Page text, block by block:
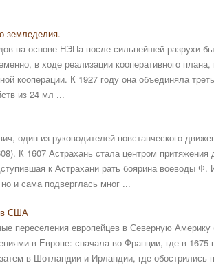
земледелия.
на основе НЭПа после сильнейшей разрухи
в ходе реализации кооперативного
кооперации. К 1927 году она объединяла
из 24 мл ...
один из руководителей повстанческого
К 1607 Астрахань стала центром
к Астрахани рать боярина воеводы
и сама подверглась мног ...
в США
переселения европейцев в Северную
в Европе: сначала во Франции, где в
в Шотландии и Ирландии, где обострились